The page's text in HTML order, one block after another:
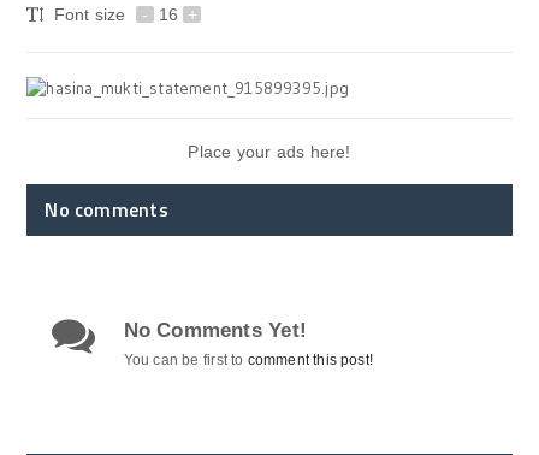
Font size
- 16 +
Place your ads here!
No comments
No Comments Yet!
You can be first to comment this post!